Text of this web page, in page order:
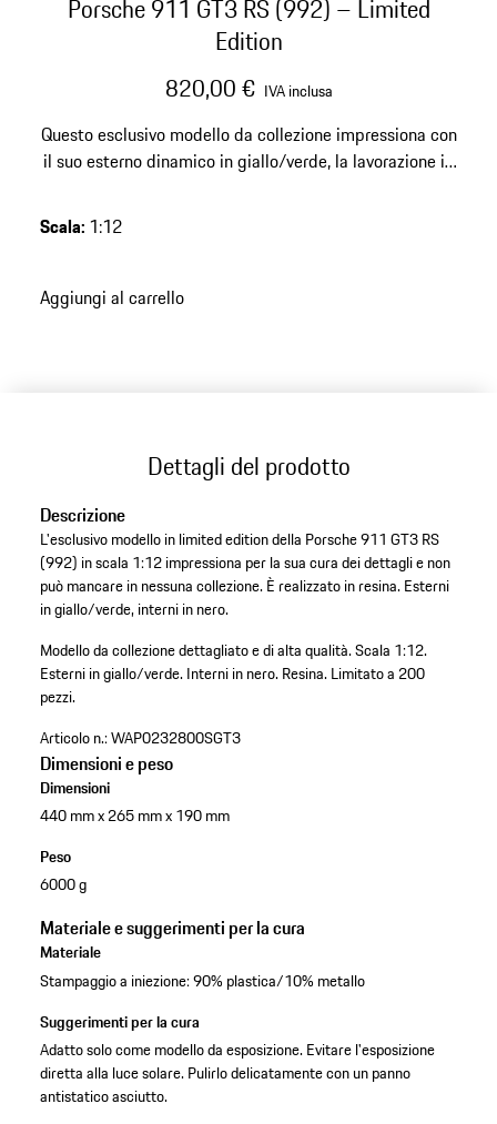
Porsche 911 GT3 RS (992) – Limited
Edition
820,00 € IVA inclusa
Questo esclusivo modello da collezione impressiona con
il suo esterno dinamico in giallo/verde, la lavorazione in
– un vero e proprio attore per qualsiasi collezione
Scala: 1:12
Aggiungi al carrello
Dettagli del prodotto
Descrizione
L'esclusivo modello in limited edition della Porsche 911 GT3 RS
(992) in scala 1:12 impressiona per la sua cura dei dettagli e non
può mancare in nessuna collezione. È realizzato in resina. Esterni
in giallo/verde, interni in nero.
Modello da collezione dettagliato e di alta qualità.Scala 1:12.
Esterni in giallo/verde.Interni in nero.Resina.Limitato a 200
pezzi.
Articolo n.:WAP0232800SGT3
Dimensioni e peso
Dimensioni
440 mm x 265 mm x 190 mm
Peso
6000 g
Materiale e suggerimenti per la cura
Materiale
Stampaggio a iniezione: 90% plastica/10% metallo
Suggerimenti per la cura
Adatto solo come modello da esposizione. Evitare l'esposizione
diretta alla luce solare. Pulirlo delicatamente con un panno
antistatico asciutto.